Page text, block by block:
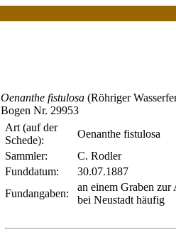
Oenanthe fistulosa (Röhriger
Bogen Nr. 29953
Art (auf der
Schede):
Oenanthe fistulosa
Sammler:
C. Rodler
Funddatum:
30.07.1887
Fundangaben:
an einem Graben
bei Neustadt häufig